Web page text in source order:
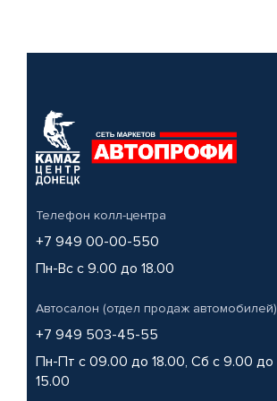
Телефон колл-центра
+7 949 00-00-550
Пн-Вс с 9.00 до 18.00
Автосалон (отдел продаж автомобилей)
+7 949 503-45-55
Пн-Пт с 09.00 до 18.00, Сб с 9.00 до
15.00